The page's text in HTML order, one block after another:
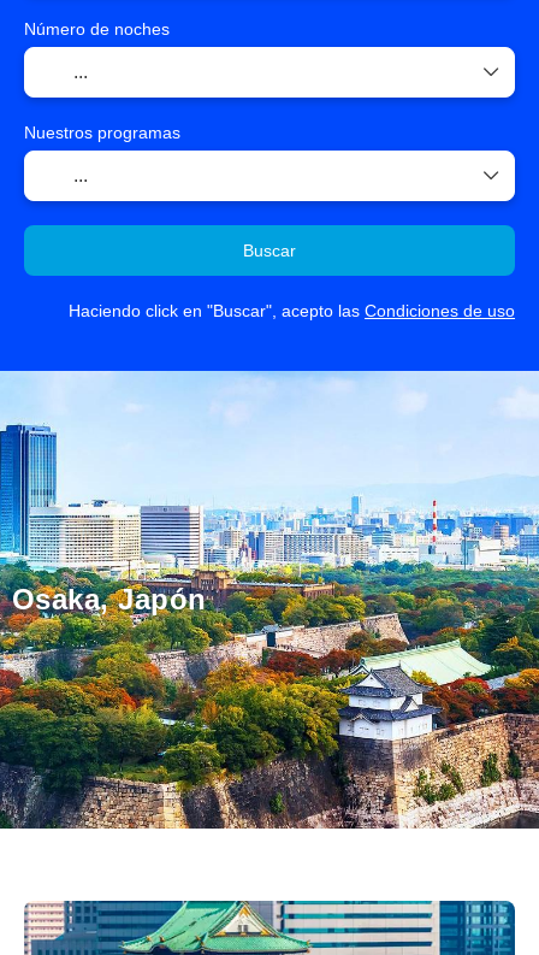
Osaka, Japón
Número de noches
Nuestros programas
Buscar
Haciendo click en "Buscar", acepto las Condiciones de uso